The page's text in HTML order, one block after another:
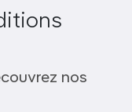
nos